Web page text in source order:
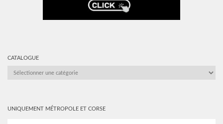
CATALOGUE
CATALOGUE
UNIQUEMENT MÉTROPOLE ET CORSE